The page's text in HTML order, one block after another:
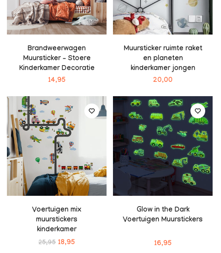
Brandweerwagen
Muursticker – Stoere
Kinderkamer Decoratie
14,95
Muursticker ruimte raket
en planeten
kinderkamer jongen
20,00
Voertuigen mix
muurstickers
kinderkamer
25,95 18,95
Glow in the Dark
Voertuigen Muurstickers
16,95